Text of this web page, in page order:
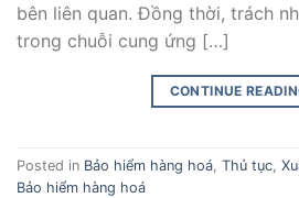
bên liên quan. Đồng thời, trách
trong chuỗi cung ứng […]
CONTINUE
Posted in Bảo hiểm hàng hoá, Thủ tục,
Bảo hiểm hàng hoá